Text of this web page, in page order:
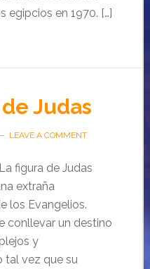
egipcios en 1970. […]
Judas
LEAVE A COMMENT
figura de Judas
extraña
los Evangelios.
conllevar un destino
y
tal vez que su